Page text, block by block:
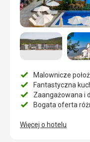
Malownicze
Fantastyczna
Zaangażowana i
Bogata oferta
Więcej o hotelu